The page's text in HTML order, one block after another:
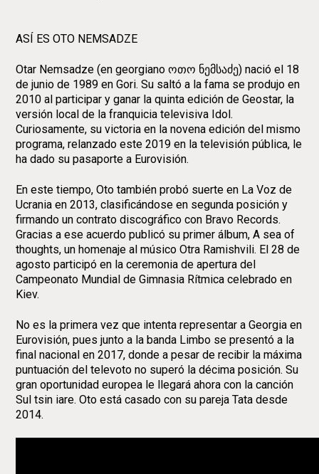
ASÍ ES OTO NEMSADZE
Otar Nemsadze (en georgiano ოთო ნემსაძე) nació el 18
de junio de 1989 en Gori. Su saltó a la fama se produjo en
2010 al participar y ganar la quinta edición de Geostar, la
versión local de la franquicia televisiva Idol.
Curiosamente, su victoria en la novena edición del mismo
programa, relanzado este 2019 en la televisión pública, le
ha dado su pasaporte a Eurovisión.
En este tiempo, Oto también probó suerte en La Voz de
Ucrania en 2013, clasificándose en segunda posición y
firmando un contrato discográfico con Bravo Records.
Gracias a ese acuerdo publicó su primer álbum, A sea of
thoughts, un homenaje al músico Otra Ramishvili. El 28 de
agosto participó en la ceremonia de apertura del
Campeonato Mundial de Gimnasia Rítmica celebrado en
Kiev.
No es la primera vez que intenta representar a Georgia en
Eurovisión, pues junto a la banda Limbo se presentó a la
final nacional en 2017, donde a pesar de recibir la máxima
puntuación del televoto no superó la décima posición. Su
gran oportunidad europea le llegará ahora con la canción
Sul tsin iare. Oto está casado con su pareja Tata desde
2014.